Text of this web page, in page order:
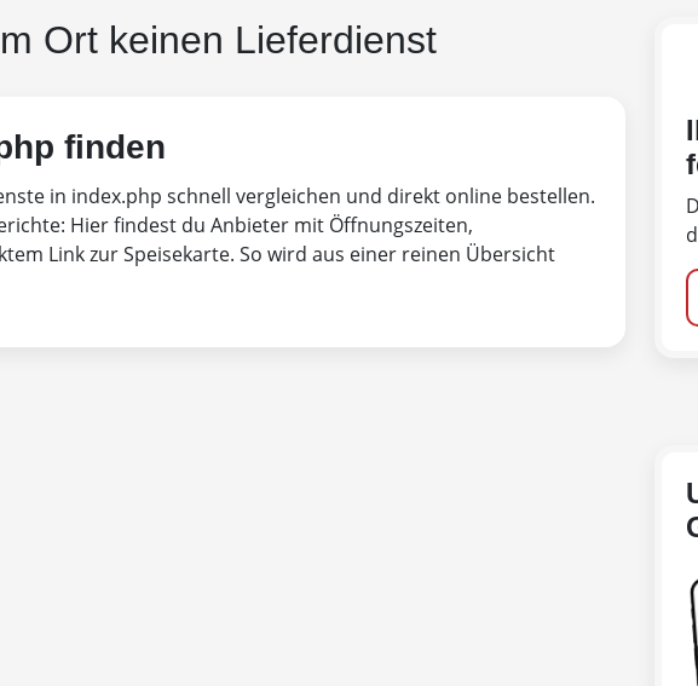
Ort keinen Lieferdienst
finden
in index.php schnell vergleichen und direkt online bestellen.
Hier findest du Anbieter mit Öffnungszeiten,
Link zur Speisekarte. So wird aus einer reinen Übersicht